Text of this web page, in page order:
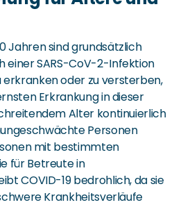
Jahren sind grundsätzlich
einer SARS-CoV-2-Infektion
erkranken oder zu versterben,
Erkrankung in dieser
Alter kontinuierlich
Personen
mit bestimmten
für Betreute in
COVID-19 bedrohlich, da sie
Krankheitsverläufe